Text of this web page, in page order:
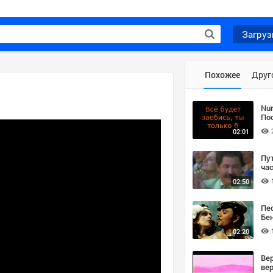
Похожее
02:01
02:50
02:20